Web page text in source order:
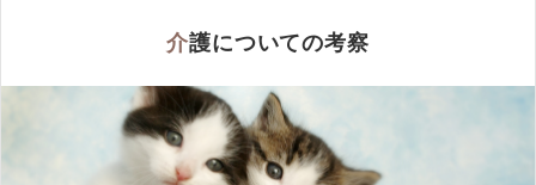
介護についての考察